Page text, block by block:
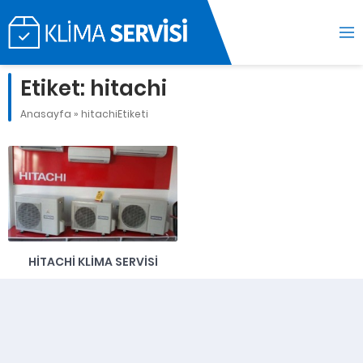
Etiket: hitachi
Anasayfa » hitachiEtiketi
HITACHI KLIMA SERVISI